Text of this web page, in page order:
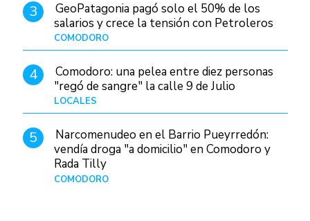
3
GeoPatagonia pagó solo el 50% de los
salarios y crece la tensión con Petroleros
COMODORO
4
Comodoro: una pelea entre diez personas
"regó de sangre" la calle 9 de Julio
LOCALES
5
Narcomenudeo en el Barrio Pueyrredón:
vendía droga "a domicilio" en Comodoro y
Rada Tilly
COMODORO